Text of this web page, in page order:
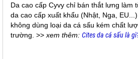
Da cao cấp Cyvy chỉ bán thắt lưng làm
da cao cấp xuất khẩu (Nhật, Nga,
không dùng loại da cá sấu kém chất
trường. >> xem thêm: Cites da cá sấu là